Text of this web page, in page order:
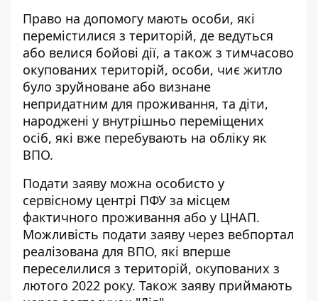
Право на допомогу мають особи, які
перемістилися з територій, де ведуться
або велися бойові дії, а також з тимчасово
окупованих територій, особи, чиє житло
було зруйноване або визнане
непридатним для проживання, та діти,
народжені у внутрішньо переміщених
осіб, які вже перебувають на обліку як
ВПО.
Подати заяву можна особисто у
сервісному центрі ПФУ за місцем
фактичного проживання або у ЦНАП.
Можливість подати заяву через вебпортал
реалізована для ВПО, які вперше
переселилися з територій, окупованих з
лютого 2022 року. Також заяву приймають